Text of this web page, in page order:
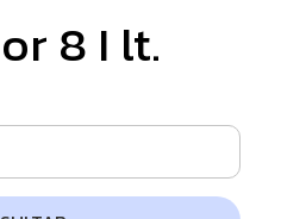
8 I lt.